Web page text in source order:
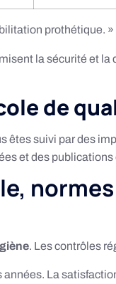
prothétique. »
la sécurité et
de
êtes suivi par des
et des publications
. Les contrôles
années. La